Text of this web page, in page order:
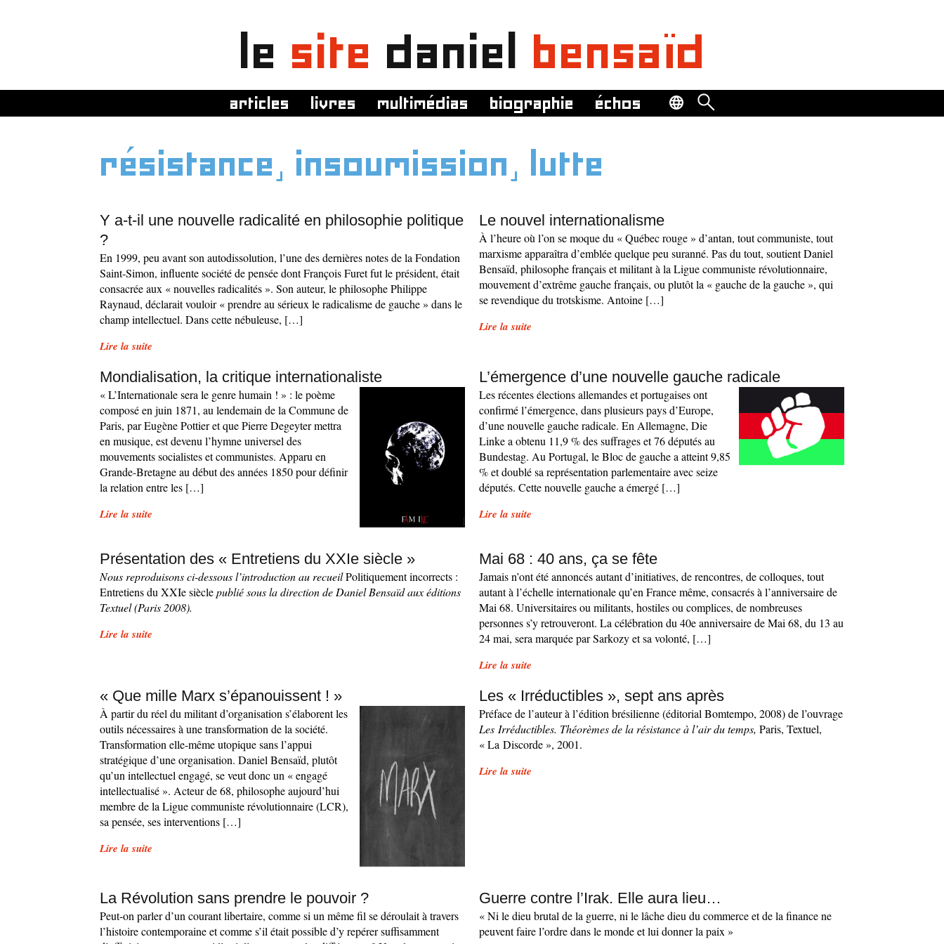
le site daniel bensaïd
articles livres multimédias biographie échos
résistance, insoumission, lutte
Y a-t-il une nouvelle radicalité en philosophie politique
?
En 1999, peu avant son autodissolution, l’une des dernières notes de la Fondation
Saint-Simon, influente société de pensée dont François Furet fut le président, était
consacrée aux « nouvelles radicalités ». Son auteur, le philosophe Philippe
Raynaud, déclarait vouloir « prendre au sérieux le radicalisme de gauche » dans le
champ intellectuel. Dans cette nébuleuse, […]
Lire la suite
Le nouvel internationalisme
À l’heure où l’on se moque du « Québec rouge » d’antan, tout communiste, tout
marxisme apparaîtra d’emblée quelque peu suranné. Pas du tout, soutient Daniel
Bensaïd, philosophe français et militant à la Ligue communiste révolutionnaire,
mouvement d’extrême gauche français, ou plutôt la « gauche de la gauche », qui
se revendique du trotskisme. Antoine […]
Lire la suite
Mondialisation, la critique internationaliste
« L’Internationale sera le genre humain ! » : le poème
composé en juin 1871, au lendemain de la Commune de
Paris, par Eugène Pottier et que Pierre Degeyter mettra
en musique, est devenu l’hymne universel des
mouvements socialistes et communistes. Apparu en
Grande-Bretagne au début des années 1850 pour définir
la relation entre les […]
Lire la suite
L’émergence d’une nouvelle gauche radicale
Les récentes élections allemandes et portugaises ont
confirmé l’émergence, dans plusieurs pays d’Europe,
d’une nouvelle gauche radicale. En Allemagne, Die
Linke a obtenu 11,9 % des suffrages et 76 députés au
Bundestag. Au Portugal, le Bloc de gauche a atteint 9,85
% et doublé sa représentation parlementaire avec seize
députés. Cette nouvelle gauche a émergé […]
Lire la suite
Présentation des « Entretiens du XXIe siècle »
Nous reproduisons ci-dessous l’introduction au recueilPolitiquement incorrects :
Entretiens du XXIe sièclepublié sous la direction de Daniel Bensaïd aux éditions
Textuel (Paris 2008).
Lire la suite
Mai 68 : 40 ans, ça se fête
Jamais n’ont été annoncés autant d’initiatives, de rencontres, de colloques, tout
autant à l’échelle internationale qu’en France même, consacrés à l’anniversaire de
Mai 68. Universitaires ou militants, hostiles ou complices, de nombreuses
personnes s’y retrouveront. La célébration du 40e anniversaire de Mai 68, du 13 au
24 mai, sera marquée par Sarkozy et sa volonté, […]
Lire la suite
« Que mille Marx s’épanouissent ! »
À partir du réel du militant d’organisation s’élaborent les
outils nécessaires à une transformation de la société.
Transformation elle-même utopique sans l’appui
stratégique d’une organisation. Daniel Bensaïd, plutôt
qu’un intellectuel engagé, se veut donc un « engagé
intellectualisé ». Acteur de 68, philosophe aujourd’hui
membre de la Ligue communiste révolutionnaire (LCR),
sa pensée, ses interventions […]
Lire la suite
Les « Irréductibles », sept ans après
Préface de l’auteur à l’édition brésilienne (éditorial Bomtempo, 2008) de l’ouvrage
Les Irréductibles. Théorèmes de la résistance à l’air du temps, Paris, Textuel,
« La Discorde », 2001.
Lire la suite
La Révolution sans prendre le pouvoir ?
Peut-on parler d’un courant libertaire, comme si un même fil se déroulait à travers
l’histoire contemporaine et comme s’il était possible d’y repérer suffisamment
Guerre contre l’Irak. Elle aura lieu…
« Ni le dieu brutal de la guerre, ni le lâche dieu du commerce et de la finance ne
peuvent faire l’ordre dans le monde et lui donner la paix »